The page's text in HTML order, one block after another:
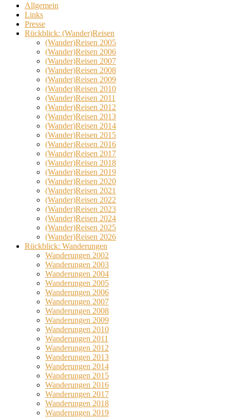
Allgemein
Links
Presse
Rückblick: (Wander)Reisen
(Wander)Reisen 2005
(Wander)Reisen 2006
(Wander)Reisen 2007
(Wander)Reisen 2008
(Wander)Reisen 2009
(Wander)Reisen 2010
(Wander)Reisen 2011
(Wander)Reisen 2012
(Wander)Reisen 2013
(Wander)Reisen 2014
(Wander)Reisen 2015
(Wander)Reisen 2016
(Wander)Reisen 2017
(Wander)Reisen 2018
(Wander)Reisen 2019
(Wander)Reisen 2020
(Wander)Reisen 2021
(Wander)Reisen 2022
(Wander)Reisen 2023
(Wander)Reisen 2024
(Wander)Reisen 2025
(Wander)Reisen 2026
Rückblick: Wanderungen
Wanderungen 2002
Wanderungen 2003
Wanderungen 2004
Wanderungen 2005
Wanderungen 2006
Wanderungen 2007
Wanderungen 2008
Wanderungen 2009
Wanderungen 2010
Wanderungen 2011
Wanderungen 2012
Wanderungen 2013
Wanderungen 2014
Wanderungen 2015
Wanderungen 2016
Wanderungen 2017
Wanderungen 2018
Wanderungen 2019